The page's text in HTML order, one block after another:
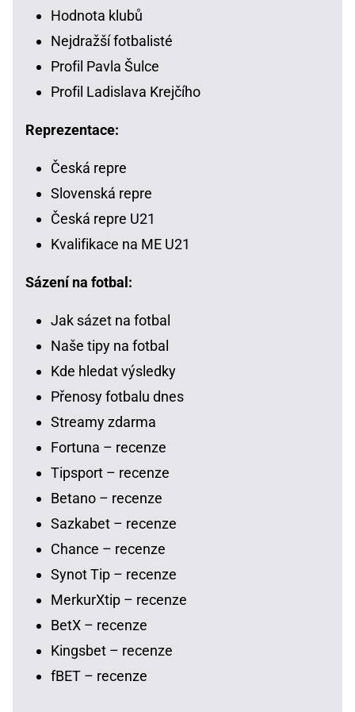
Hodnota klubů
Nejdražší fotbalisté
Profil Pavla Šulce
Profil Ladislava Krejčího
Reprezentace:
Česká repre
Slovenská repre
Česká repre U21
Kvalifikace na ME U21
Sázení na fotbal:
Jak sázet na fotbal
Naše tipy na fotbal
Kde hledat výsledky
Přenosy fotbalu dnes
Streamy zdarma
Fortuna – recenze
Tipsport – recenze
Betano – recenze
Sazkabet – recenze
Chance – recenze
Synot Tip – recenze
MerkurXtip – recenze
BetX – recenze
Kingsbet – recenze
fBET – recenze